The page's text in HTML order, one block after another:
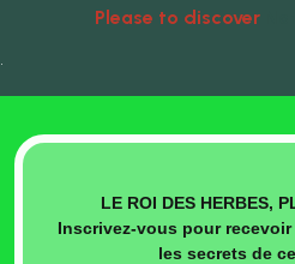
Please to discover
•
LE ROI DES HERBES,
Inscrivez-vous pour
les secrets de